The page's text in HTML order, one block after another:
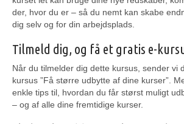
der, hvor du er – så du nemt kan skabe
dig selv og for din arbejdsplads.
Tilmeld dig, og få et gratis e-
Når du tilmelder dig dette kursus, sender vi
kursus ”Få større udbytte af dine kurser”.
enkle tips til, hvordan du får størst muligt
– og af alle dine fremtidige kurser.